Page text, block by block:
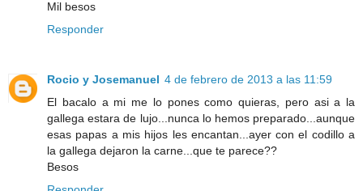
Mil besos
Responder
Rocio y Josemanuel 4 de febrero de 2013 a las 11:59
El bacalo a mi me lo pones como quieras, pero asi a la
gallega estara de lujo...nunca lo hemos preparado...aunque
esas papas a mis hijos les encantan...ayer con el codillo a
la gallega dejaron la carne...que te parece??
Besos